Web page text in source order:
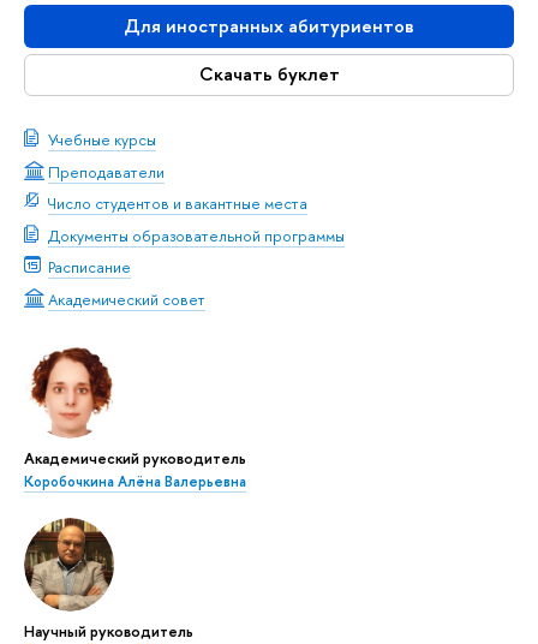
Для иностранных абитуриентов
Скачать буклет
Учебные курсы
Преподаватели
Число студентов и вакантные места
Документы образовательной программы
Расписание
Академический совет
Академический руководитель
Коробочкина Алёна Валерьевна
Научный руководитель